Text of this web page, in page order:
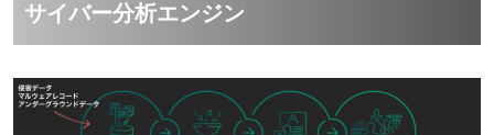
サイバー分析エンジン